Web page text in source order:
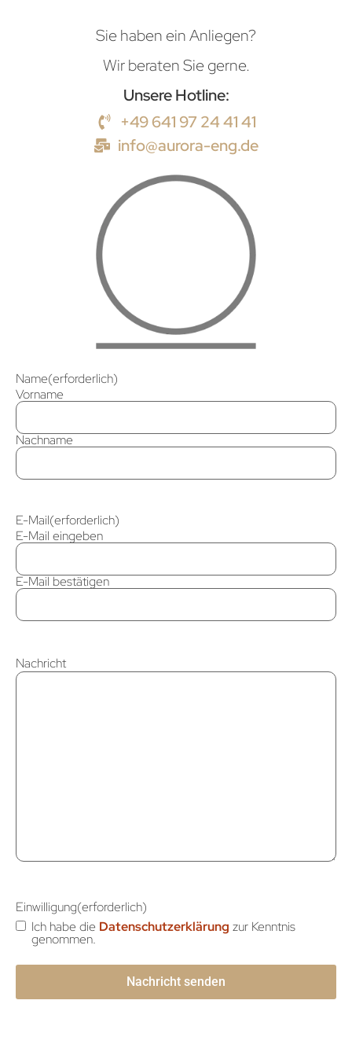
Sie haben ein Anliegen?
Wir beraten Sie gerne.
Unsere Hotline:
+49 641 97 24 41 41
info@aurora-eng.de
Name(erforderlich)
Vorname
Nachname
E-Mail(erforderlich)
E-Mail eingeben
E-Mail bestätigen
Nachricht
Einwilligung(erforderlich)
Ich habe die Datenschutzerklärung zur Kenntnis
genommen.